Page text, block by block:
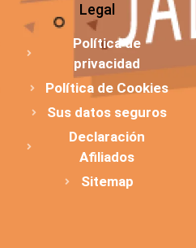
Legal
Política de
privacidad
Política de Cookies
Sus datos seguros
Declaración
Afiliados
Sitemap